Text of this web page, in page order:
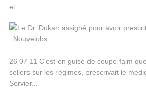
et...
26 07 11 C'est en guise de coupe faim
sellers sur les régimes, prescrivait le
Servier...